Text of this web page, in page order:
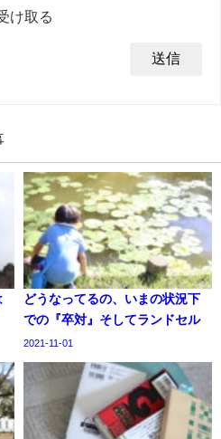
け取る
どうなってるの、いまの状況下
での『卒対』そしてランドセル
2021-11-01